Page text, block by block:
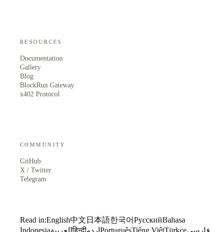
RESOURCES
Documentation
Gallery
Blog
BlockRun Gateway
x402 Protocol
COMMUNITY
GitHub
X / Twitter
Telegram
Read in:English中文 日本語한국어РусскийBahasa
Indonesiaالعربيةहिन्दीاردو PortuguêsTiếng ViệtTürkçeفارسی